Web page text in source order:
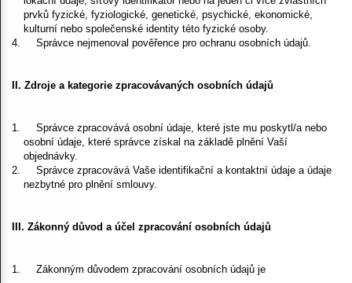
prvků fyzické, fyziologické, genetické, psychické, ekonomické,
kulturní nebo společenské identity této fyzické osoby.
Správce nejmenoval pověřence pro ochranu osobních údajů.
II. Zdroje a kategorie zpracovávaných osobních údajů
Správce zpracovává osobní údaje, které jste mu poskytl/a nebo
osobní údaje, které správce získal na základě plnění Vaší
objednávky.
Správce zpracovává Vaše identifikační a kontaktní údaje a údaje
nezbytné pro plnění smlouvy.
III. Zákonný důvod a účel zpracování osobních údajů
Zákonným důvodem zpracování osobních údajů je